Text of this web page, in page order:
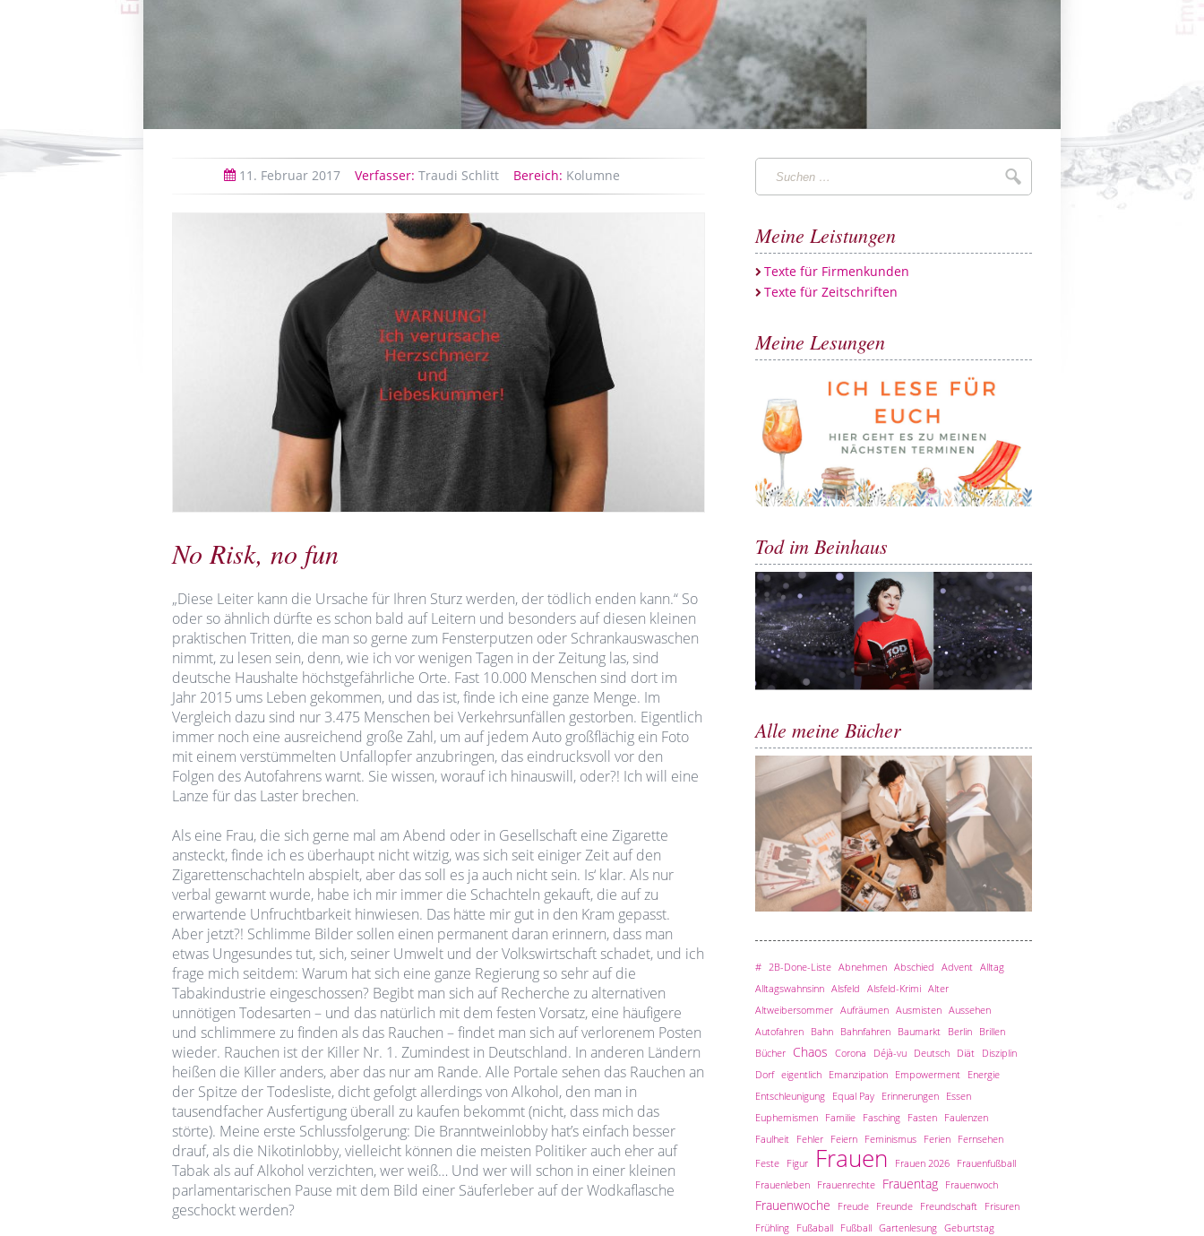
11. Februar 2017 Verfasser: Traudi Schlitt Bereich: Kolumne
No Risk, no fun
„Diese Leiter kann die Ursache für Ihren Sturz werden, der tödlich enden kann.“ So
oder so ähnlich dürfte es schon bald auf Leitern und besonders auf diesen kleinen
praktischen Tritten, die man so gerne zum Fensterputzen oder Schrankauswaschen
nimmt, zu lesen sein, denn, wie ich vor wenigen Tagen in der Zeitung las, sind
deutsche Haushalte höchstgefährliche Orte. Fast 10.000 Menschen sind dort im
Jahr 2015 ums Leben gekommen, und das ist, finde ich eine ganze Menge. Im
Vergleich dazu sind nur 3.475 Menschen bei Verkehrsunfällen gestorben. Eigentlich
immer noch eine ausreichend große Zahl, um auf jedem Auto großflächig ein Foto
mit einem verstümmelten Unfallopfer anzubringen, das eindrucksvoll vor den
Folgen des Autofahrens warnt. Sie wissen, worauf ich hinauswill, oder?! Ich will eine
Lanze für das Laster brechen.
Als eine Frau, die sich gerne mal am Abend oder in Gesellschaft eine Zigarette
ansteckt, finde ich es überhaupt nicht witzig, was sich seit einiger Zeit auf den
Zigarettenschachteln abspielt, aber das soll es ja auch nicht sein. Is‘ klar. Als nur
verbal gewarnt wurde, habe ich mir immer die Schachteln gekauft, die auf zu
erwartende Unfruchtbarkeit hinwiesen. Das hätte mir gut in den Kram gepasst.
Aber jetzt?! Schlimme Bilder sollen einen permanent daran erinnern, dass man
etwas Ungesundes tut, sich, seiner Umwelt und der Volkswirtschaft schadet, und ich
frage mich seitdem: Warum hat sich eine ganze Regierung so sehr auf die
Tabakindustrie eingeschossen? Begibt man sich auf Recherche zu alternativen
unnötigen Todesarten – und das natürlich mit dem festen Vorsatz, eine häufigere
und schlimmere zu finden als das Rauchen – findet man sich auf verlorenem Posten
wieder. Rauchen ist der Killer Nr. 1. Zumindest in Deutschland. In anderen Ländern
heißen die Killer anders, aber das nur am Rande. Alle Portale sehen das Rauchen an
der Spitze der Todesliste, dicht gefolgt allerdings von Alkohol, den man in
tausendfacher Ausfertigung überall zu kaufen bekommt (nicht, dass mich das
störte). Meine erste Schlussfolgerung: Die Branntweinlobby hat’s einfach besser
drauf, als die Nikotinlobby, vielleicht können die meisten Politiker auch eher auf
Tabak als auf Alkohol verzichten, wer weiß… Und wer will schon in einer kleinen
parlamentarischen Pause mit dem Bild einer Säuferleber auf der Wodkaflasche
geschockt werden?
Suchen
…
Suchen
Meine Leistungen
Texte für Firmenkunden
Texte für Zeitschriften
Meine Lesungen
Tod im Beinhaus
Alle meine Bücher
# 2B-Done-Liste Abnehmen Abschied Advent Alltag
Alltagswahnsinn Alsfeld Alsfeld-Krimi Alter
Altweibersommer Aufräumen Ausmisten Aussehen
Autofahren
Bahn Bahnfahren Baumarkt Berlin
Brillen
Bücher
Chaos Corona Déjà-vu Deutsch Diät
Disziplin
Dorf eigentlich Emanzipation Empowerment
Energie
Entschleunigung
Equal Pay Erinnerungen
Essen
Euphemismen
Familie Fasching Fasten
Faulenzen
Faulheit
Fehler Feiern Feminismus Ferien
Fernsehen
Feste
Figur Frauen Frauen 2026
Frauenfußball
Frauenleben
Frauenrechte Frauentag Frauenwoch
Frauenwoche Freude Freunde Freundschaft
Frisuren
Frühling
Fußaball Fußball Gartenlesung Geburtstag